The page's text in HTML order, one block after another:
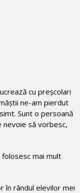
cu preșcolari
ne-am pierdut
Sunt o persoană
să vorbesc,
folosesc mai mult
în rândul elevilor mei